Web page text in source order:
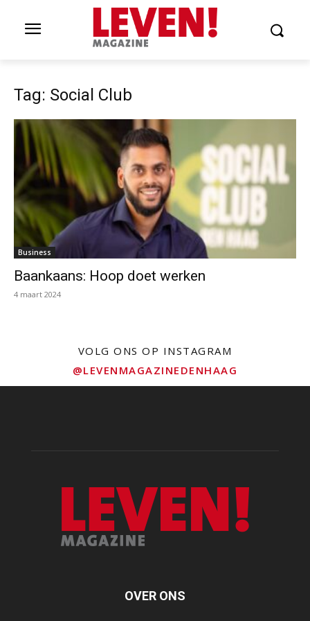
Tag: Social Club
Business
Baankaans: Hoop doet werken
4 maart 2024
VOLG ONS OP INSTAGRAM
@LEVENMAGAZINEDENHAAG
OVER ONS